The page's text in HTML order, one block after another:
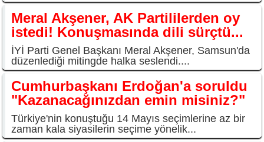
Meral Akşener, AK Partililerden oy
istedi! Konuşmasında dili sürçtü...
İYİ Parti Genel Başkanı Meral Akşener, Samsun'da
düzenlediği mitingde halka seslendi....
Cumhurbaşkanı Erdoğan'a soruldu
"Kazanacağınızdan emin misiniz?"
Türkiye'nin konuştuğu 14 Mayıs seçimlerine az bir
zaman kala siyasilerin seçime yönelik...